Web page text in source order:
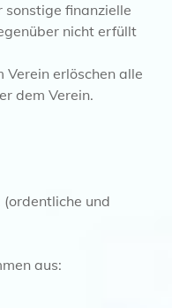
sonstige finanzielle
nicht erfüllt
Verein erlöschen alle
dem Verein.
und
aus: